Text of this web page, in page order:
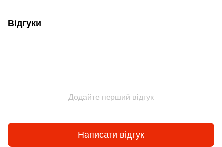
Відгуки
Додайте перший відгук
Написати відгук